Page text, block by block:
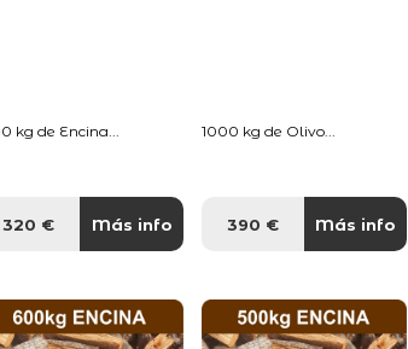
kg de Encina...
320 € Más info
1000 kg de Olivo...
390 € Más info